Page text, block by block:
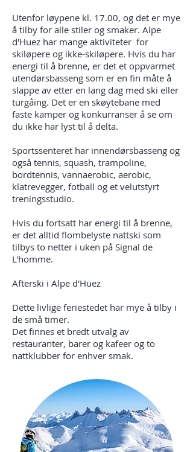
Utenfor løypene kl. 17.00, og det er mye
å tilby for alle stiler og smaker. Alpe
d'Huez har mange aktiviteter for
skiløpere og ikke-skiløpere. Hvis du har
energi til å brenne, er det et oppvarmet
utendørsbasseng som er en fin måte å
slappe av etter en lang dag med ski eller
turgåing. Det er en skøytebane med
faste kamper og konkurranser å se om
du ikke har lyst til å delta.
Sportssenteret har innendørsbasseng og
også tennis, squash, trampoline,
bordtennis, vannaerobic, aerobic,
klatrevegger, fotball og et velutstyrt
treningsstudio.
Hvis du fortsatt har energi til å brenne,
er det alltid flombelyste nattski som
tilbys to netter i uken på Signal de
L'homme.
Afterski i Alpe d'Huez
Dette livlige feriestedet har mye å tilby i
de små timer.
Det finnes et bredt utvalg av
restauranter, barer og kafeer og to
nattklubber for enhver smak.